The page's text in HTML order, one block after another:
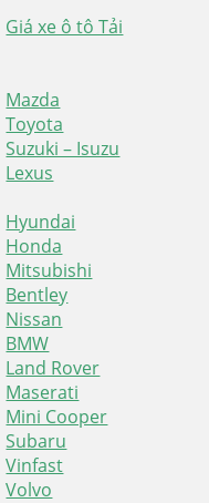
Giá xe ô tô Tải
Mazda
Toyota
Suzuki – Isuzu
Lexus
Hyundai
Honda
Mitsubishi
Bentley
Nissan
BMW
Land Rover
Maserati
Mini Cooper
Subaru
Vinfast
Volvo